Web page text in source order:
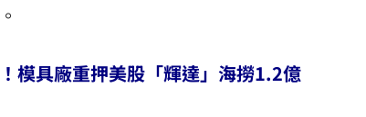
模具廠重押美股「輝達」海撈1.2億